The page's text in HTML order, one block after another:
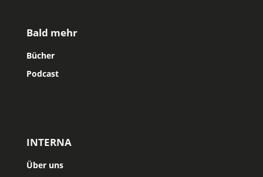
Bald mehr
Bücher
Podcast
INTERNA
Über uns